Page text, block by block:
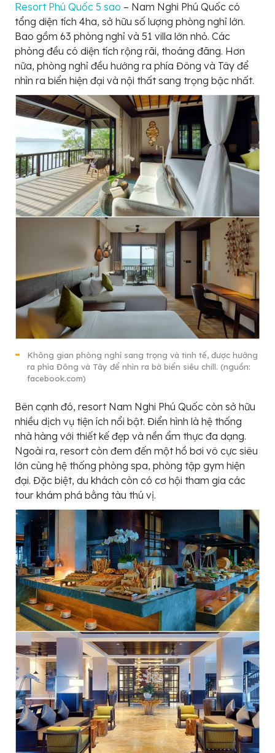
Resort Phú Quốc 5 sao – Nam Nghi Phú Quốc có
tổng diện tích 4ha, sở hữu số lượng phòng nghỉ lớn.
Bao gồm 63 phòng nghỉ và 51 villa lớn nhỏ. Các
phòng đều có diện tích rộng rãi, thoáng đãng. Hơn
nữa, phòng nghỉ đều hướng ra phía Đông và Tây để
nhìn ra biển hiện đại và nội thất sang trọng bậc nhất.
Không gian phòng nghỉ sang trọng và tinh tế, được hướng
ra phía Đông và Tây để nhìn ra bờ biển siêu chill. (nguồn:
facebook.com)
Bên cạnh đó, resort Nam Nghi Phú Quốc còn sở hữu
nhiều dịch vụ tiện ích nổi bật. Điển hình là hệ thống
nhà hàng với thiết kế đẹp và nền ẩm thực đa dạng.
Ngoài ra, resort còn đem đến một hồ bơi vô cực siêu
lớn cùng hệ thống phòng spa, phòng tập gym hiện
đại. Đặc biệt, du khách còn có cơ hội tham gia các
tour khám phá bằng tàu thú vị.